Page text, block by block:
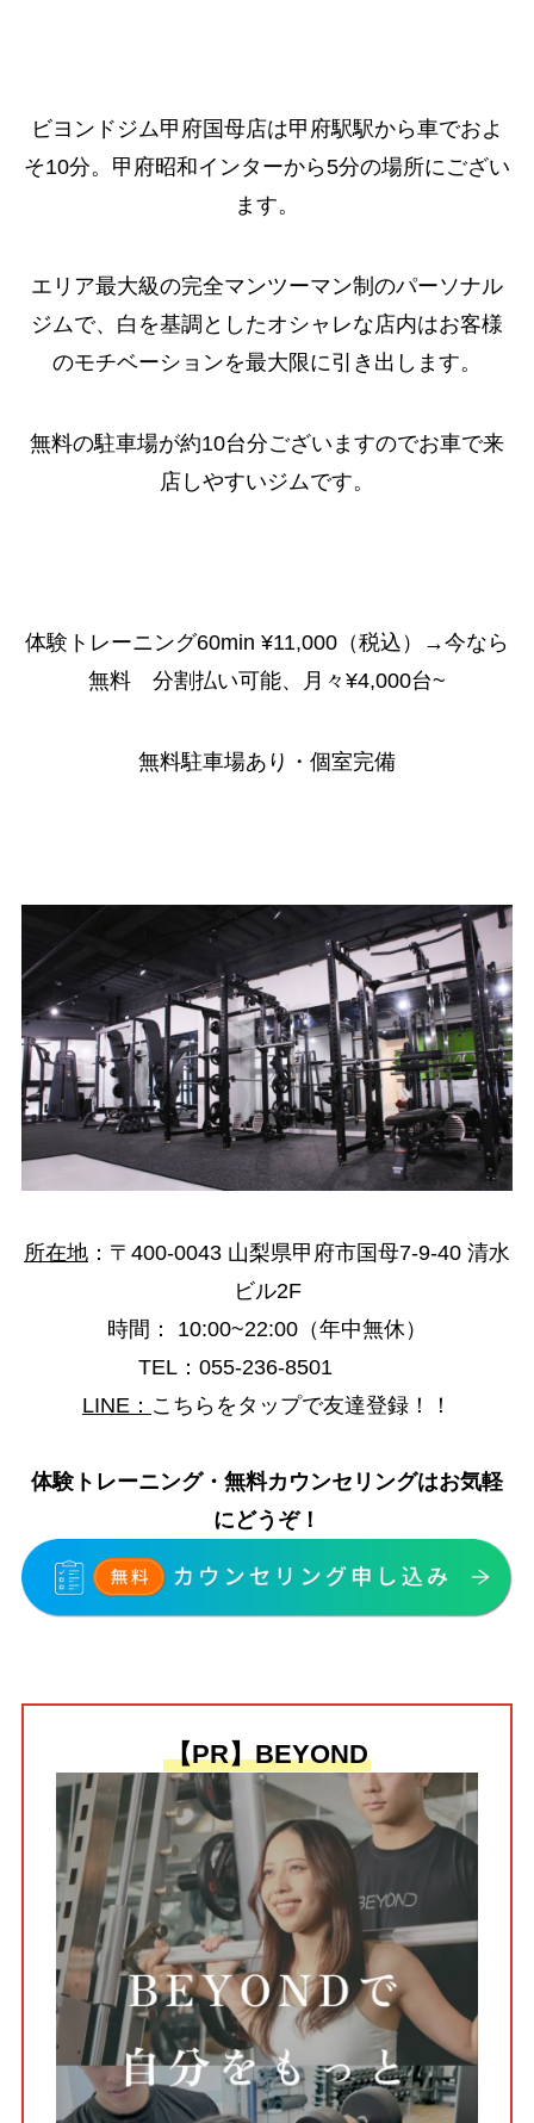
ビヨンドジム甲府国母店は甲府駅駅から車でおよ
そ10分。甲府昭和インターから5分の場所にござい
ます。
エリア最大級の完全マンツーマン制のパーソナル
ジムで、白を基調としたオシャレな店内はお客様
のモチベーションを最大限に引き出します。
無料の駐車場が約10台分ございますのでお車で来
店しやすいジムです。
体験トレーニング60min ¥11,000（税込）→今なら
無料 分割払い可能、月々¥4,000台~
無料駐車場あり・個室完備
所在地 ： 〒400-0043 山梨県甲府市国母7-9-40 清水
ビル2F
時間 ： 10:00~22:00（年中無休）
TEL：055-236-8501
LINE ： こちらをタップで友達登録！！
体験トレーニング・無料カウンセリングはお気軽
にどうぞ！
【PR】BEYOND